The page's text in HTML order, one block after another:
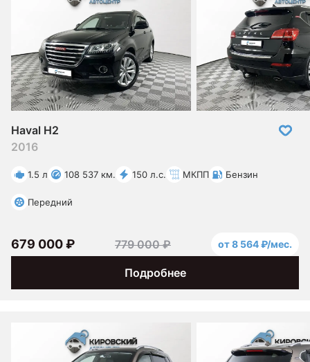
Haval H2
2016
1.5 л 108 537 км. 150 л.с. МКПП Бензин
Передний
Подробнее
679 000 ₽ 779 000 ₽ от 8 564 ₽/мес.